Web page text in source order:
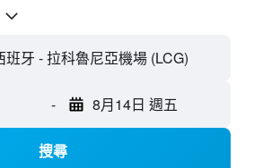
牙 - 拉科魯尼亞機場 (LCG)
- 8月14日 週五
搜尋